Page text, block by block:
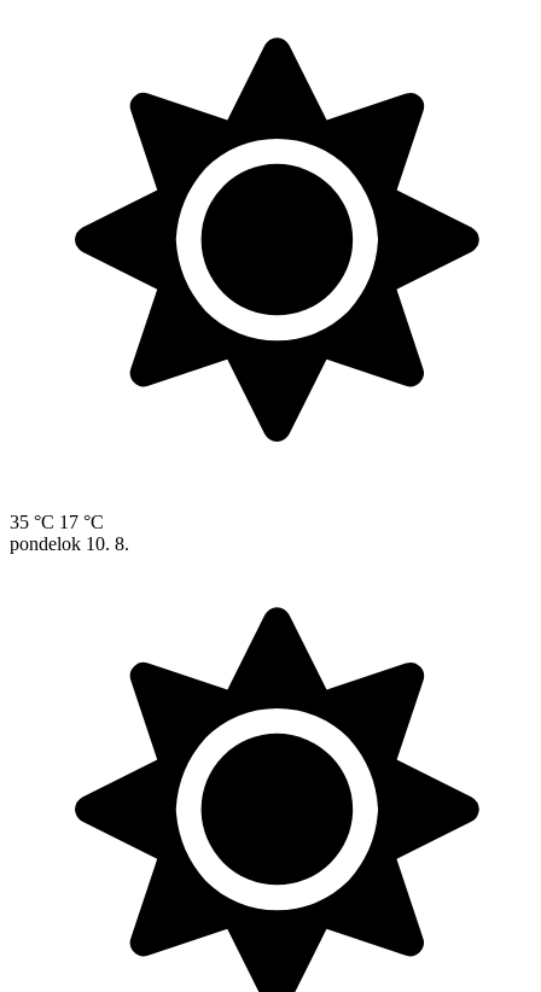
35 °C 17 °C
pondelok 10. 8.